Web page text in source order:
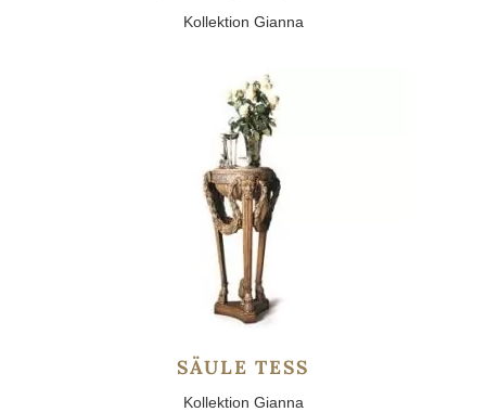
Kollektion Gianna
SÄULE TESS
Kollektion Gianna